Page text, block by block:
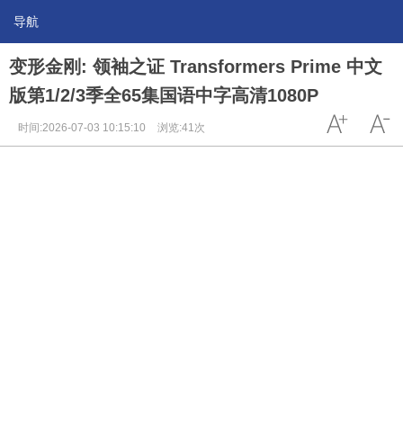
导航
变形金刚: 领袖之证 Transformers Prime 中文
版第1/2/3季全65集国语中字高清1080P
时间:2026-07-03 10:15:10 浏览:41次